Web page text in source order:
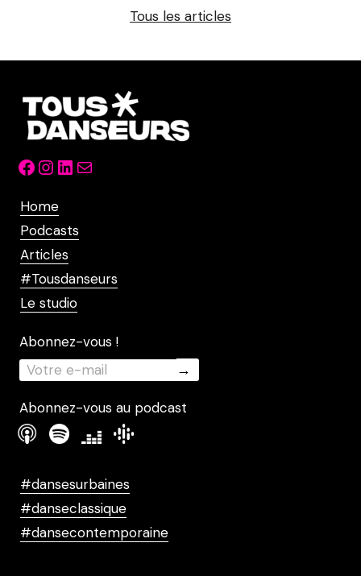
Tous les articles
Facebook
Instagram
LinkedIn
Mail
Home
Podcasts
Articles
#Tousdanseurs
Le studio
Abonnez-vous !
Abonnez-vous au podcast
#dansesurbaines
#danseclassique
#dansecontemporaine